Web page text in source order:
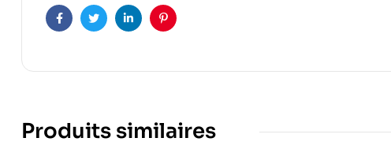
FacebookTwitterLinkedinPinterest
Produits similaires